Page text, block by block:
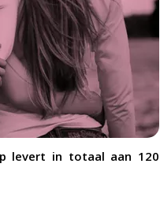
levert in totaal aan 120